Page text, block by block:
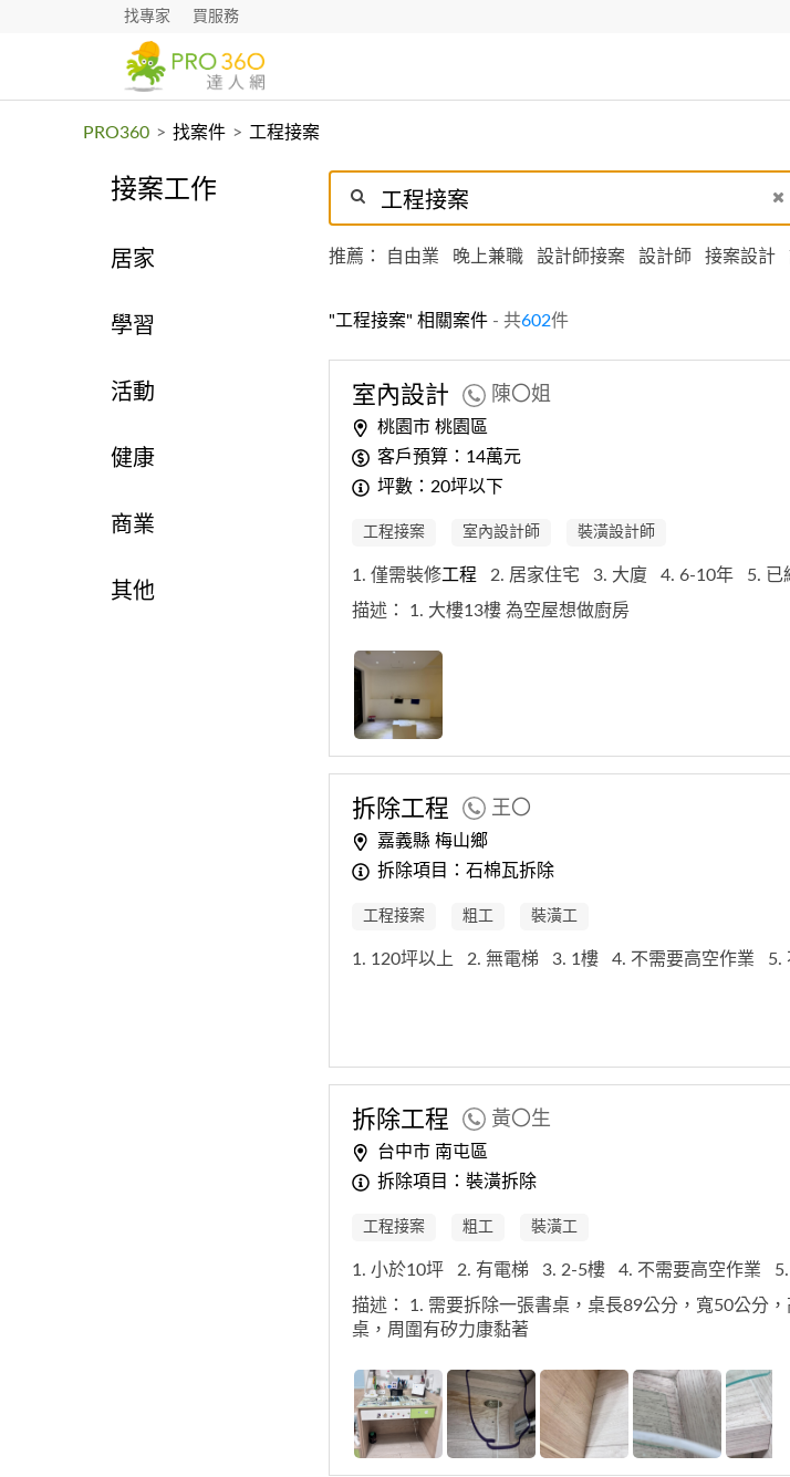
找專家 買服務
PRO360 > 找案件 > 工程接案
接案工作
居家
學習
活動
健康
商業
其他
推薦： 自由業 晚上兼職 設計師接案 設計師 接案設計
"工程接案" 相關案件- 共602件
室內設計 陳〇姐
桃園市 桃園區
客戶預算：14萬元
坪數：20坪以下
工程接案 室內設計師 裝潢設計師
1. 僅需裝修工程 2. 居家住宅 3. 大廈 4. 6-10年
5. 已
描述： 1. 大樓13樓 為空屋想做廚房
拆除工程 王〇
嘉義縣 梅山鄉
拆除項目：石棉瓦拆除
工程接案 粗工 裝潢工
1. 120坪以上 2. 無電梯 3. 1樓 4. 不需要高空作業 5.
拆除工程 黃〇生
台中市 南屯區
拆除項目：裝潢拆除
工程接案 粗工 裝潢工
1. 小於10坪 2. 有電梯 3. 2-5樓 4. 不需要高空作業
描述： 1. 需要拆除一張書桌，桌長89公分，寬50公分
桌，周圍有矽力康黏著